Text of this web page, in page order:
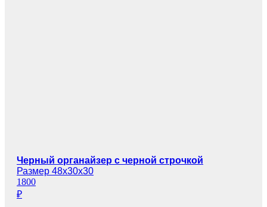
Черный органайзер с черной строчкой
Размер 48х30х30
1800
₽